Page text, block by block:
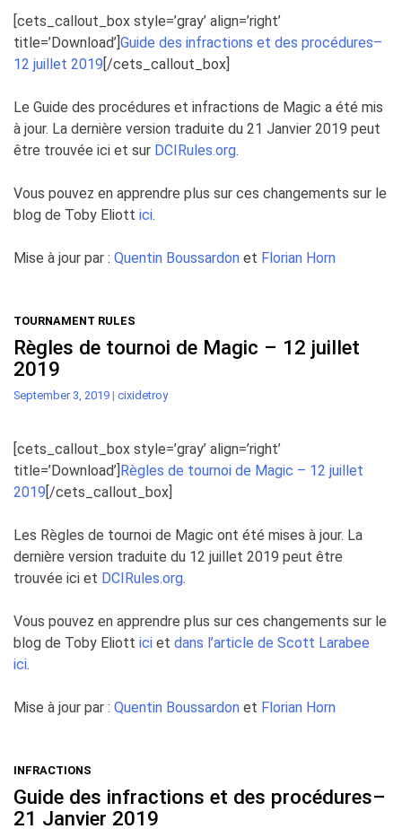
[cets_callout_box style=’gray’ align=’right’
title=’Download’] Guide des infractions et des procédures–
12 juillet 2019 [/cets_callout_box]
Le Guide des procédures et infractions de Magic a été mis
à jour. La dernière version traduite du 21 Janvier 2019 peut
être trouvée ici et sur DCIRules.org.
Vous pouvez en apprendre plus sur ces changements sur le
blog de Toby Eliott ici.
Mise à jour par : Quentin Boussardon et Florian Horn
TOURNAMENT RULES
Règles de tournoi de Magic – 12 juillet
2019
September 3, 2019 | cixidetroy
[cets_callout_box style=’gray’ align=’right’
title=’Download’] Règles de tournoi de Magic – 12 juillet
2019 [/cets_callout_box]
Les Règles de tournoi de Magic ont été mises à jour. La
dernière version traduite du 12 juillet 2019 peut être
trouvée ici et DCIRules.org.
Vous pouvez en apprendre plus sur ces changements sur le
blog de Toby Eliott ici et dans l’article de Scott Larabee
ici.
Mise à jour par : Quentin Boussardon et Florian Horn
INFRACTIONS
Guide des infractions et des procédures–
21 Janvier 2019